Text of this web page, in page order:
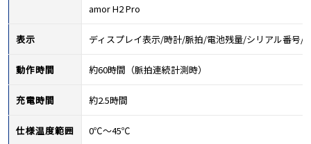
amor H2 Pro
表示 ディスプレイ表示/時計/脈拍/電池残量/シリアル番号/
動作時間 約60時間（脈拍連続計測時）
充電時間 約2.5時間
仕様温度範囲 0℃～45℃